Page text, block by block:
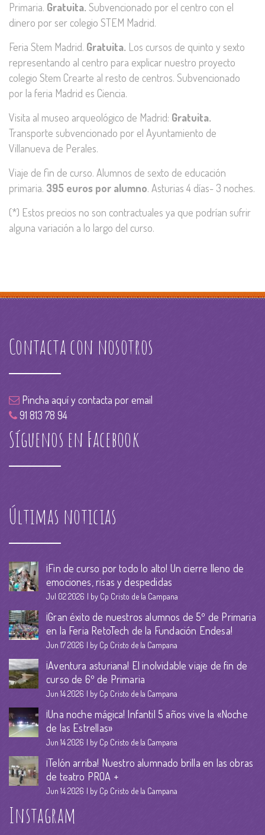
Primaria. Gratuita. Subvencionado por el centro con el
dinero por ser colegio STEM Madrid.
Feria Stem Madrid. Gratuita. Los cursos de quinto y sexto
representando al centro para explicar nuestro proyecto
colegio Stem Crearte al resto de centros. Subvencionado
por la feria Madrid es Ciencia.
Visita al museo arqueológico de Madrid: Gratuita.
Transporte subvencionado por el Ayuntamiento de
Villanueva de Perales.
Viaje de fin de curso. Alumnos de sexto de educación
primaria. 395 euros por alumno. Asturias 4 días- 3 noches.
(*) Estos precios no son contractuales ya que podrían sufrir
alguna variación a lo largo del curso.
Contacta con nosotros
Pincha aquí y contacta por email
91 813 78 94
Síguenos en Facebook
Últimas noticias
¡Fin de curso por todo lo alto! Un cierre lleno de
emociones, risas y despedidas
Jul 02 2026 by Cp Cristo de la Campana
¡Gran éxito de nuestros alumnos de 5º de Primaria
en la Feria RetoTech de la Fundación Endesa!
Jun 17 2026 by Cp Cristo de la Campana
¡Aventura asturiana! El inolvidable viaje de fin de
curso de 6º de Primaria
Jun 14 2026 by Cp Cristo de la Campana
¡Una noche mágica! Infantil 5 años vive la «Noche
de las Estrellas»
Jun 14 2026 by Cp Cristo de la Campana
¡Telón arriba! Nuestro alumnado brilla en las obras
de teatro PROA +
Jun 14 2026 by Cp Cristo de la Campana
Instagram